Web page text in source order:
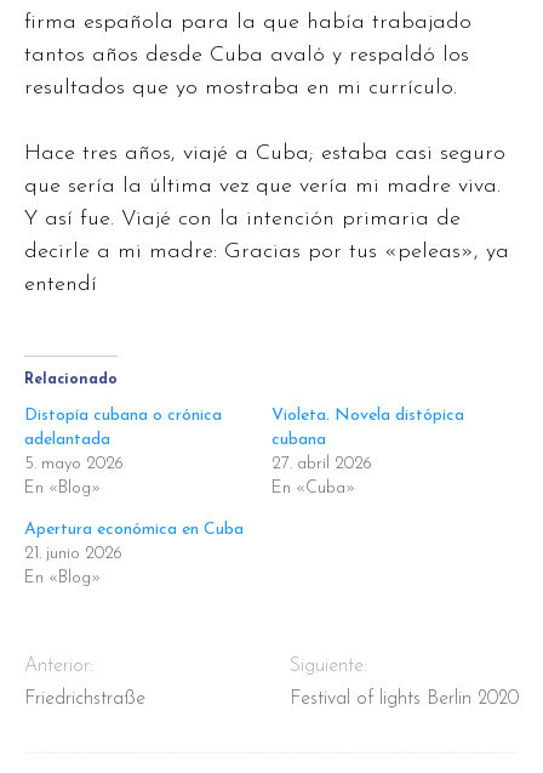
firma española para la que había trabajado
tantos años desde Cuba avaló y respaldó los
resultados que yo mostraba en mi currículo.
Hace tres años, viajé a Cuba; estaba casi seguro
que sería la última vez que vería mi madre viva.
Y así fue. Viajé con la intención primaria de
decirle a mi madre: Gracias por tus «peleas», ya
entendí
Relacionado
Distopía cubana o crónica
adelantada
5. mayo 2026
En «Blog»
Violeta. Novela distópica
cubana
27. abril 2026
En «Cuba»
Apertura económica en Cuba
21. junio 2026
En «Blog»
Anterior:
Friedrichstraße
Siguiente:
Festival of lights Berlin 2020